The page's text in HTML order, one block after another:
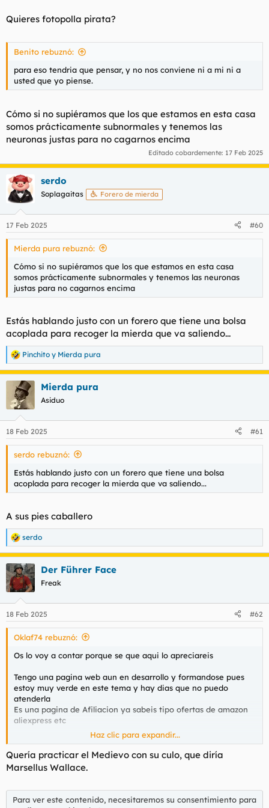
Quieres fotopolla pirata?
Benito rebuznó:
para eso tendria que pensar, y no nos conviene ni a mi ni a
usted que yo piense.
Cómo si no supiéramos que los que estamos en esta casa
somos prácticamente subnormales y tenemos las
neuronas justas para no cagarnos encima
Editado cobardemente: 17 Feb 2025
serdo
Soplagaitas Forero de mierda
17 Feb 2025 #60
Mierda pura rebuznó:
Cómo si no supiéramos que los que estamos en esta casa
somos prácticamente subnormales y tenemos las neuronas
justas para no cagarnos encima
Estás hablando justo con un forero que tiene una bolsa
acoplada para recoger la mierda que va saliendo...
R
e
a
i
e
s
Pinchito y Mierda pura
Mierda pura
Asiduo
18 Feb 2025 #61
serdo rebuznó:
Estás hablando justo con un forero que tiene una bolsa
acoplada para recoger la mierda que va saliendo...
A sus pies caballero
R
e
a
c
c
i
e
s
serdo
Der Führer Face
Freak
18 Feb 2025 #62
Oklaf74 rebuznó:
Os lo voy a contar porque se que aqui lo apreciareis
Tengo una pagina web aun en desarrollo y formandose pues
estoy muy verde en este tema y hay dias que no puedo
atenderla
Es una pagina de Afiliacion ya sabeis tipo ofertas de amazon
aliexpress etc
Donde el publico mayoritario son mujeres, hay que ver la de
pasta que se gastan al mes, cosa que agradezco
Pero yo veo tanto lo que compran a traves de mis enlaces
como otros articulos que compran que no tengo enlaces
Y si ya te lo imaginas, si, es asi, consoladores y juguetes del
Haz clic para expandir...
Quería practicar el Medievo con su culo, que diría
Marsellus Wallace.
Para ver este contenido, necesitaremos su consentimiento para